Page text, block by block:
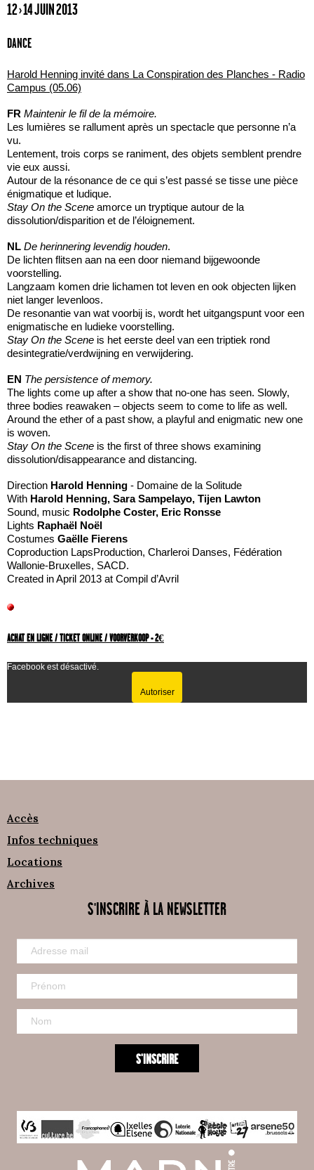
12 › 14 JUIN 2013
DANCE
Harold Henning invité dans La Conspiration des Planches - Radio
Campus (05.06)
FR Maintenir le fil de la mémoire.
Les lumières se rallument après un spectacle que personne n’a
vu.
Lentement, trois corps se raniment, des objets semblent prendre
vie eux aussi.
Autour de la résonance de ce qui s’est passé se tisse une pièce
énigmatique et ludique.
Stay On the Scene amorce un tryptique autour de la
dissolution/disparition et de l’éloignement.
NL De herinnering levendig houden.
De lichten flitsen aan na een door niemand bijgewoonde
voorstelling.
Langzaam komen drie lichamen tot leven en ook objecten lijken
niet langer levenloos.
De resonantie van wat voorbij is, wordt het uitgangspunt voor een
enigmatische en ludieke voorstelling.
Stay On the Scene is het eerste deel van een triptiek rond
desintegratie/verdwijning en verwijdering.
EN The persistence of memory.
The lights come up after a show that no-one has seen. Slowly,
three bodies reawaken – objects seem to come to life as well.
Around the ether of a past show, a playful and enigmatic new one
is woven.
Stay On the Scene is the first of three shows examining
dissolution/disappearance and distancing.
Direction Harold Henning - Domaine de la Solitude
With Harold Henning, Sara Sampelayo, Tijen Lawton
Sound, music Rodolphe Coster, Eric Ronsse
Lights Raphaël Noël
Costumes Gaëlle Fierens
Coproduction LapsProduction, Charleroi Danses, Fédération
Wallonie-Bruxelles, SACD.
Created in April 2013 at Compil d’Avril
ACHAT EN LIGNE / TICKET ONLINE / VOORVERKOOP - 2€
Facebook est désactivé.
Autoriser
Accès
Infos techniques
Locations
Archives
S'INSCRIRE À LA NEWSLETTER